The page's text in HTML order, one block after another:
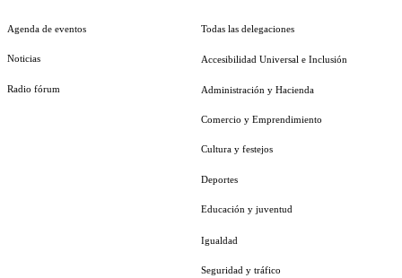
Agenda de eventos
Noticias
Radio fórum
Todas las delegaciones
Accesibilidad Universal e Inclusión
Administración y Hacienda
Comercio y Emprendimiento
Cultura y festejos
Deportes
Educación y juventud
Igualdad
Seguridad y tráfico